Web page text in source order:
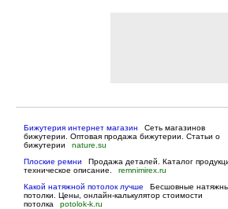
Бижутерия интернет магазин
Сеть магазинов
бижутерии. Оптовая продажа бижутерии. Статьи о
бижутерии
nature.su
Плоские ремни
Продажа деталей. Каталог
техническое описание.
remnimirex.ru
Какой натяжной потолок лучше
Бесшовные
потолки. Цены, онлайн-калькулятор стоимости
потолка
potolok-k.ru